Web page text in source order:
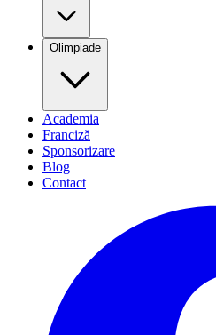
Olimpiade
Academia
Franciză
Sponsorizare
Blog
Contact